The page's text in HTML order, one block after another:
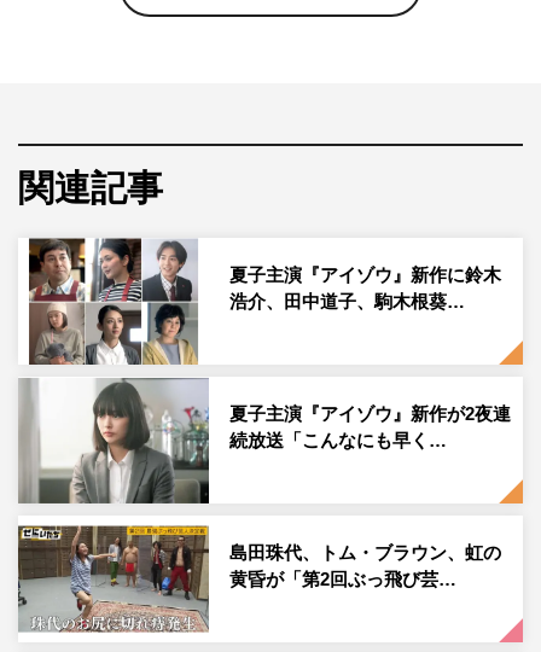
真相を追求していく。
人の刑事・安座間霧子。彼女自身、職場の上司にストーカ
ー行為を働き、左遷された過去が。しかし、免職にはされ
ず、安座間のために“アイゾウ課”が設置され、常識を覆し
た独自の捜査で愛憎事件の真相を暴くことに。安座間を支
える捜査一課のベテラン刑事・久世麟太郞を津田寛治、捜
査一課の新米刑事・三好慧を水石亜飛夢が演じる。
また、3月27日放送の「殺しのピエロ」に鈴木浩介、田中
道子、駒木根葵汰、３月
日放送の「奇跡の親子」に加藤
小夏、小沢真珠、芳本美代子が出演する。
「殺しのピエロ」のモチーフは、1990年、アメリカ・フ
作では、この事件を現代の日本を舞台に置き換えてストー
リーを設定。
10年前、宇井真理子が息子・宇井啓馬の目の前で殺害され
関連記事
夏子主演『アイゾウ』新作に鈴木
浩介、田中道子、駒木根葵…
夏子主演『アイゾウ』新作が2夜連
続放送「こんなにも早く…
島田珠代、トム・ブラウン、虹の
黄昏が「第2回ぶっ飛び芸…